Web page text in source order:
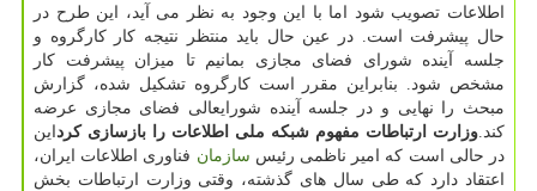
اطلاعات تصویب شود اما با این وجود به نظر می آید، این طرح در
حال پیشرفت است. در عین حال باید منتظر نتیجه كار كارگروه و
جلسه آینده شورای فضای مجازی بمانیم تا میزان پیشرفت كار
مشخص شود. بنابراین مقرر است كارگروه تشكیل شده، گزارش
مبحث را نهایی و در جلسه آینده شورایعالی فضای مجازی عرضه
كند.وزارت ارتباطات مفهوم شبكه ملی اطلاعات را بازسازی كرد این
در حالی است كه امیر ناظمی رئیس سازمان فناوری اطلاعات ایران،
اعتقاد دارد كه طی سال های گذشته، وقتی وزارت ارتباطات بخش